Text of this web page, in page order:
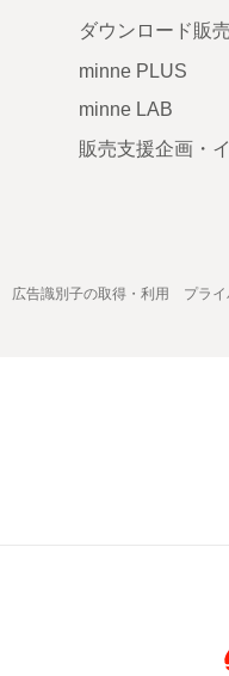
ダウンロード販売
minne PLUS
minne LAB
販売支援企画・
広告識別子の取得・利用 プラ